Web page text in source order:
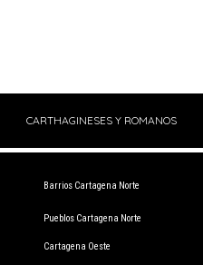
CARTHAGINESES Y ROMANOS
Barrios Cartagena Norte
Pueblos Cartagena Norte
Cartagena Oeste